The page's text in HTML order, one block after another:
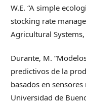
W.E. “A simple
stocking rate
Agricultural
Durante, M.
predictivos de la
basados en
Universidad de